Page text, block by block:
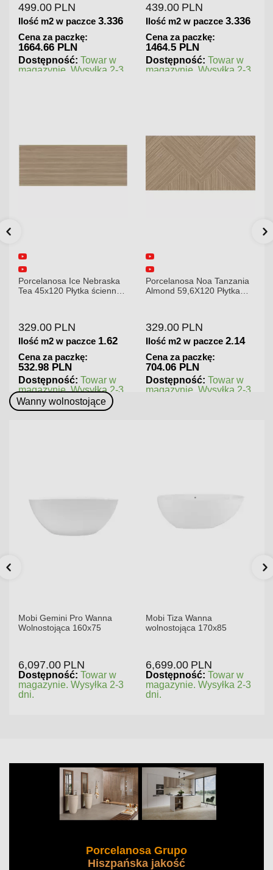
499.00 PLN
Ilość m2 w paczce 3.336
Cena za paczkę:
1664.66 PLN
Dostępność: Towar w
magazynie. Wysyłka 2-3
439.00 PLN
Ilość m2 w paczce 3.336
Cena za paczkę:
1464.5 PLN
Dostępność: Towar w
magazynie. Wysyłka 2-3
Porcelanosa Ice Nebraska
Tea 45x120 Płytka ścienna
329.00 PLN
Ilość m2 w paczce 1.62
Cena za paczkę:
532.98 PLN
Dostępność: Towar w
magazynie. Wysyłka 2-3
dni.
Porcelanosa Noa Tanzania
Almond 59,6X120 Płytka
329.00 PLN
Ilość m2 w paczce 2.14
Cena za paczkę:
704.06 PLN
Dostępność: Towar w
magazynie. Wysyłka 2-3
Wanny wolnostojące
Mobi Gemini Pro Wanna
Wolnostojąca 160x75
6,097.00 PLN
Dostępność: Towar w
magazynie. Wysyłka 2-3
dni.
Mobi Tiza Wanna
wolnostojąca 170x85
6,699.00 PLN
Dostępność: Towar w
magazynie. Wysyłka 2-3
dni.
Porcelanosa Grupo
Hiszpańska jakość